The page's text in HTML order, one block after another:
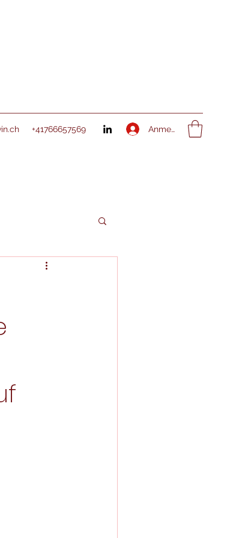
+41766657569 Anmelden